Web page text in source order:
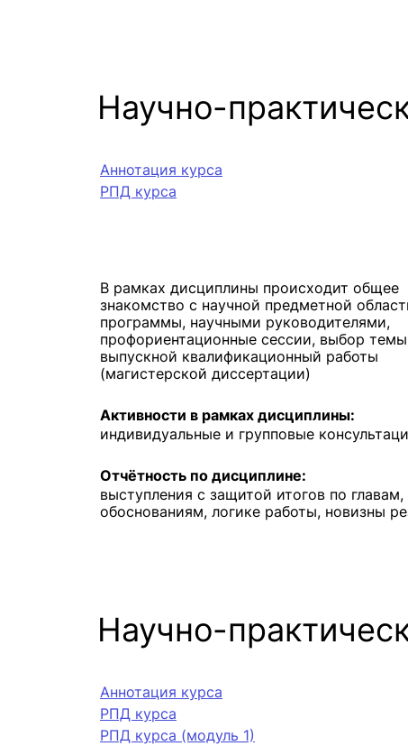
Научно-
Аннотация курса
РПД курса
В рамках дисциплины происходит общее
знакомство с научной предметной
программы, научными руководителями,
профориентационные сессии, выбор темы
выпускной квалификационный работы
(магистерской диссертации)
Активности в рамках дисциплины:
индивидуальные и групповые
Отчётность по дисциплине:
выступления с защитой итогов по
обоснованиям, логике работы, новизны
Научно-
Аннотация курса
РПД курса
РПД курса (модуль 1)